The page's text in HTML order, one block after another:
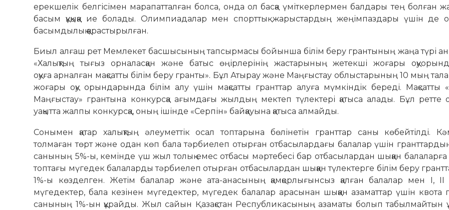
ерекшелік белгісімен марапатталған болса, онда ол басқа үміткерлермен балдары тең болған
басым құқыққа ие болады. Олимпиадалар мен спорттық жарыстардың жеңімпаздары үшін де
басымдылық қарастырылған.
Биыл алғаш рет Мемлекет басшысының тапсырмасы бойынша білім беру грантының жаңа түрі
«Халықтың тығыз орналасқан және батыс өңірлерінің жастарының жетекші жоғары
оқуға арналған мақсатты білім беру гранты». Бұл Атырау және Маңғыстау облыстарының 10 мың
жоғары оқу орындарында білім алу үшін мақсатты гранттар алуға мүмкіндік береді. Мақсатты
Маңғыстау» грантына конкурсқа ағымдағы жылдың мектеп түлектері қатыса алады. Бұл ретте
уақытта жалпы конкурсқа, оның ішінде «Серпін» байқауына қатыса алмайды.
Сонымен қатар халықтың әлеуметтік осал топтарына бөлінетін гранттар саны көбейтілді.
толмаған төрт және одан көп бала тәрбиелеп отырған отбасылардағы балалар үшін
санының 5%-ы, кемінде үш жыл толық емес отбасы мәртебесі бар отбасылардан шыққан балаларға –
топтағы мүгедек балаларды тәрбиелеп отырған отбасылардан шыққан түлектерге білім беру
1%-ы көзделген. Жетім балалар және ата-анасының қамқорлығынсыз қалған балалар мен I, II
мүгедектер, бала кезінен мүгедектер, мүгедек балалар арасынан шыққан азаматтар үшін квота
санының 1%-ын құрайды. Жыл сайын Қазақстан Республикасының азаматы болып табылмайтын